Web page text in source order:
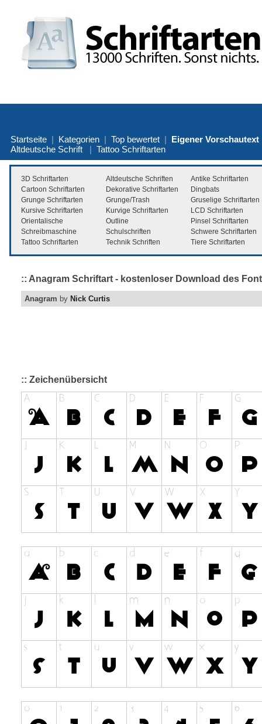
Startseite | Kategorien | Top bewertet | Eigener Vorschautext
Altdeutsche Schrift | Tattoo Schriftarten
3D Schriftarten Altdeutsche Schriften
Antike Schriftarten
Cartoon Schriftarten
Dekorative Schriftarten
Dingbats
Grunge Schriftarten
Grunge/Trash
Gruselige Schriftarten
Kursive Schriftarten
Kurvige Schriftarten
LCD Schriftarten
Orientalische
Outline
Pinsel Schriftarten
Schreibmaschine
Schulschriften
Schwere Schriftarten
Tattoo Schriftarten
Technik Schriften Tiere Schriftarten
:: Anagram Schriftart - kostenloser Download des
Anagram by Nick Curtis
:: Zeichenübersicht